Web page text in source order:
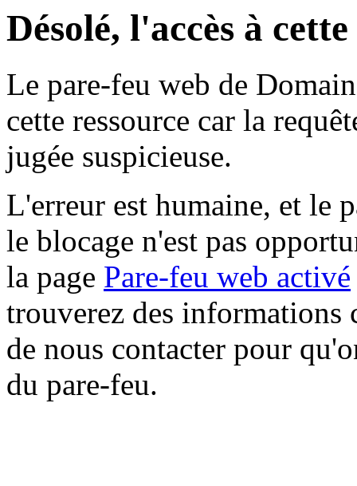
Désolé, l'accès à
Le pare-feu web de
cette ressource car la
jugée suspicieuse.
L'erreur est humaine, et le
le blocage n'est pas
la page Pare-feu web activé
trouverez des informations
de nous contacter pour
du pare-feu.